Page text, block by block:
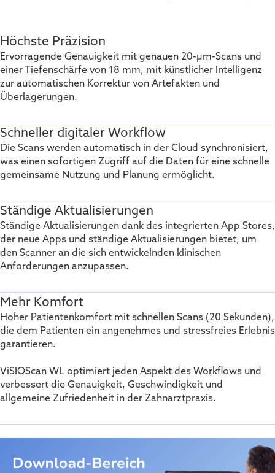
Höchste Präzision
Ervorragende Genauigkeit mit genauen 20-µm-Scans und
einer Tiefenschärfe von 18 mm, mit künstlicher Intelligenz
zur automatischen Korrektur von Artefakten und
Überlagerungen.
Schneller digitaler Workflow
Die Scans werden automatisch in der Cloud synchronisiert,
was einen sofortigen Zugriff auf die Daten für eine schnelle
gemeinsame Nutzung und Planung ermöglicht.
Ständige Aktualisierungen
Ständige Aktualisierungen dank des integrierten App Stores,
der neue Apps und ständige Aktualisierungen bietet, um
den Scanner an die sich entwickelnden klinischen
Anforderungen anzupassen.
Mehr Komfort
Hoher Patientenkomfort mit schnellen Scans (20 Sekunden),
die dem Patienten ein angenehmes und stressfreies Erlebnis
garantieren.
ViSIOScan WL optimiert jeden Aspekt des Workflows und
verbessert die Genauigkeit, Geschwindigkeit und
allgemeine Zufriedenheit in der Zahnarztpraxis.